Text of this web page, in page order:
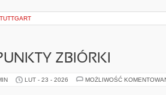
ZBIÓRKI
LUT - 23 - 2026 MOŻLIWOŚĆ